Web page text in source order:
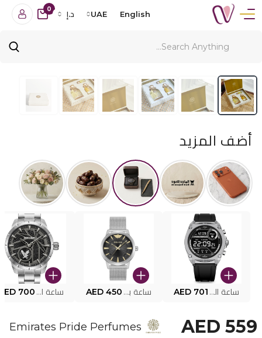
English
UAE د.إ
0
أضف المزيد
ساعة البوليس الذكية MY.AVATAR PEIUN0000101 AED 701 ساعة بوليس للرجال PEWJG0005002 AED 450 ساعة البوليس PEWJG2227302 700
AED 559
Emirates Pride Perfumes